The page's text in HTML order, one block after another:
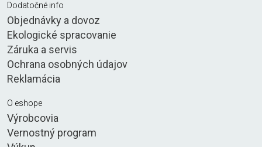
Dodatočné info
Objednávky a dovoz
Ekologické spracovanie
Záruka a servis
Ochrana osobných údajov
Reklamácia
O eshope
Výrobcovia
Vernostný program